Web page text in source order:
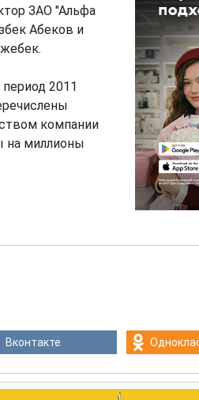
ЗАО "Альфа
Абеков и
2011
компании
на миллионы
Вконтакте